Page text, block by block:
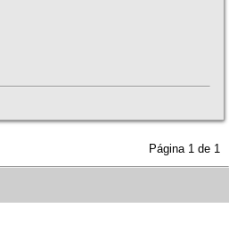
Página 1 de 1